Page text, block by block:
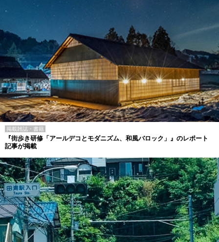
掲載雑誌・書籍
『街歩き研修「アールデコとモダニズム、和風バロック」』のレポート
記事が掲載